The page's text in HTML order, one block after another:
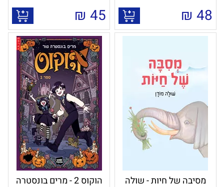
48
₪
45
₪
מסיבה של חיות - שולה
הוקוס 2 - מרים בונסטרה